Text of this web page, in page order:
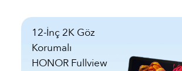
12-İnç 2K Göz
Korumalı
HONOR Fullview